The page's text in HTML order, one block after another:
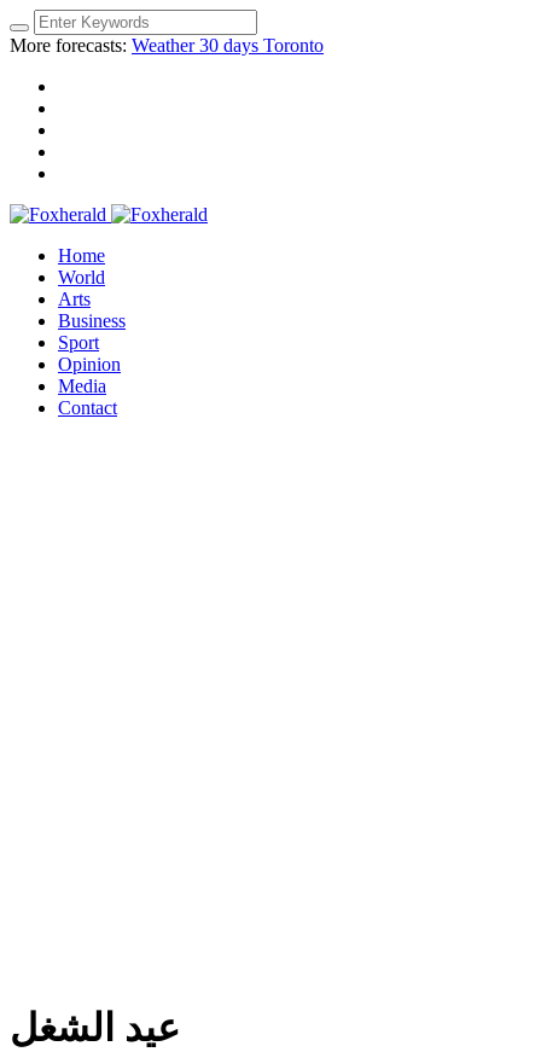
More forecasts: Weather 30 days Toronto
Home
World
Arts
Business
Sport
Opinion
Media
Contact
عيد الشغل